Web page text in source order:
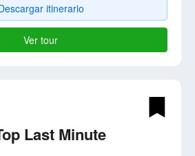
itinerario
Ver tour
Last Minute